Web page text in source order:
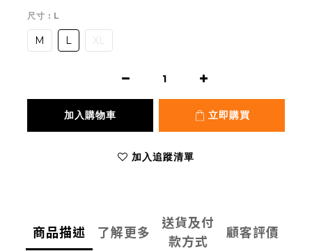
尺寸 : L
M L XL
加入購物車 立即購買
加入追蹤清單
商品描述 了解更多
送貨及付
款方式
顧客評價